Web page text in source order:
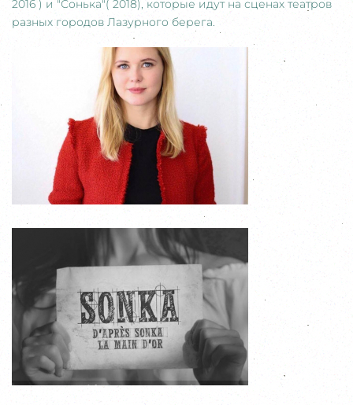
2016 ) и "Сонька"( 2018), которые идут на сценах театров
разных городов Лазурного берега.